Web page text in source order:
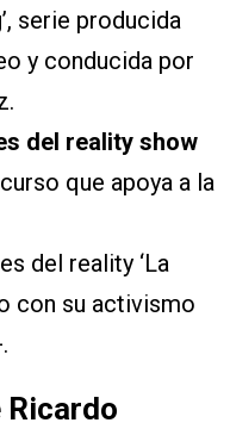
serie producida
y conducida por
del reality show
que apoya a la
del reality ‘La
con su activismo
Ricardo